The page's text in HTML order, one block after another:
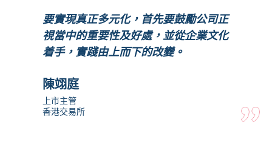
要實現真正多元化，首先要鼓勵公司正
視當中的重要性及好處，並從企業文化
着手，實踐由上而下的改變。
陳翊庭
上市主管
香港交易所